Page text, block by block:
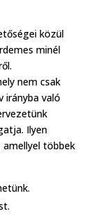
közül
minél
nem csak
irányba való
Ilyen
amellyel többek